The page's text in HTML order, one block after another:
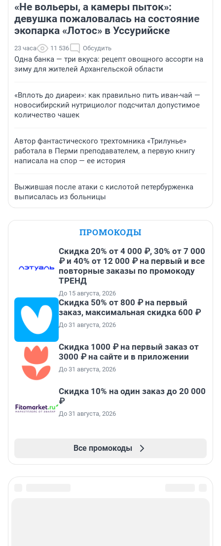
«Не вольеры, а камеры пыток»:
девушка пожаловалась на состояние
экопарка «Лотос» в Уссурийске
23 часа 11 536 Обсудить
Одна банка — три вкуса: рецепт овощного ассорти на
зиму для жителей Архангельской области
«Вплоть до диареи»: как правильно пить иван-чай —
новосибирский нутрициолог подсчитал допустимое
количество чашек
Автор фантастического трехтомника «Трилунье»
работала в Перми преподавателем, а первую книгу
написала на спор — ее история
Выжившая после атаки с кислотой петербурженка
выписалась из больницы
ПРОМОКОДЫ
Скидка 20% от 4 000 ₽, 30% от 7 000
₽ и 40% от 12 000 ₽ на первый и все
повторные заказы по промокоду
ТРЕНД
До 15 августа, 2026
Скидка 50% от 800 ₽ на первый
заказ, максимальная скидка 600 ₽
До 31 августа, 2026
Скидка 1000 ₽ на первый заказ от
3000 ₽ на сайте и в приложении
До 31 августа, 2026
Скидка 10% на один заказ до 20 000
₽
До 31 августа, 2026
Все промокоды